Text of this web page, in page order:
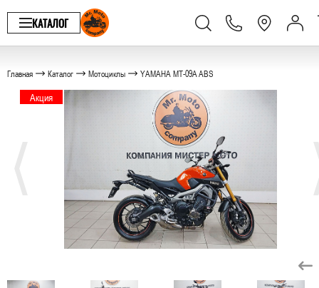
КАТАЛОГ
Главная Каталог Мотоциклы YAMAHA MT-09A ABS
Акция